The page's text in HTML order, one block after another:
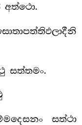
අත්ථො.
සත්තමං.
සත්ථා